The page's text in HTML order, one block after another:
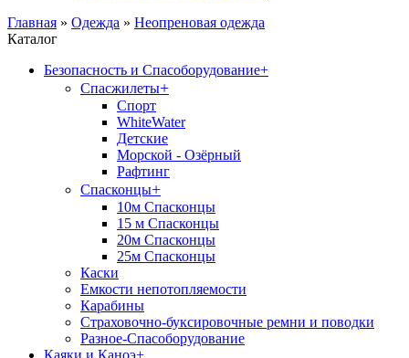
Главная » Одежда » Неопреновая одежда
Каталог
Безопасность и Спасоборудование+
Спасжилеты+
Спорт
WhiteWater
Детские
Морской - Озёрный
Рафтинг
Спасконцы+
10м Спасконцы
15 м Спасконцы
20м Спасконцы
25м Спасконцы
Каски
Емкости непотопляемости
Карабины
Страховочно-буксировочные ремни и поводки
Разное-Спасоборудование
Каяки и Каноэ+